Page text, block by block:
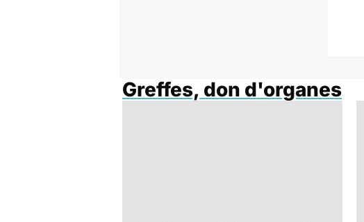
Greffes, don d'organes